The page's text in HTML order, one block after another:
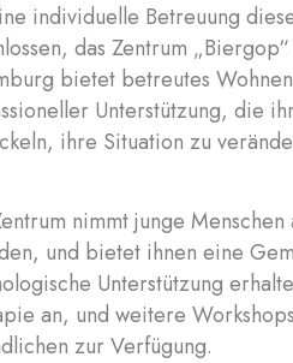
individuelle Betreuung
das Zentrum
bietet betreutes
Unterstützung, die
ihre Situation zu
nimmt junge
und bietet ihnen eine
Unterstützung
an, und weitere
zur Verfügung.